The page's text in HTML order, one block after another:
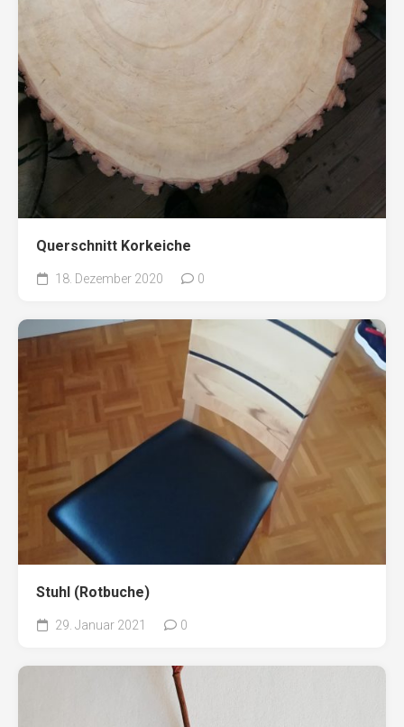
Querschnitt Korkeiche
18. Dezember 2020 0
Stuhl (Rotbuche)
29. Januar 2021 0